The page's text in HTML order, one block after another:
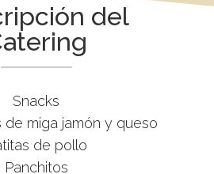
del
Snacks
de miga jamón y queso
de pollo
Panchitos